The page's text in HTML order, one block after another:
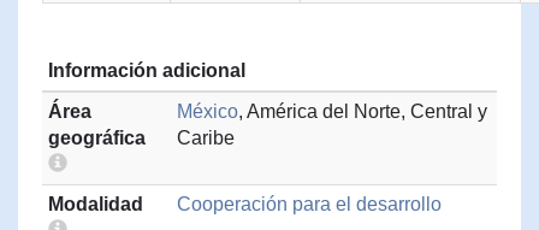
Información adicional
Área
geográfica
México, América del Norte, Central y
Caribe
Modalidad Cooperación para el desarrollo